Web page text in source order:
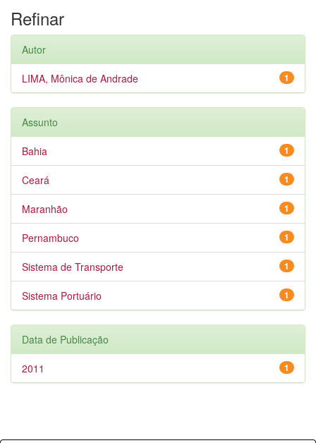
Refinar
Autor
1
LIMA, Mônica de Andrade
Assunto
1
Bahia
1
Ceará
1
Maranhão
1
Pernambuco
1
Sistema de Transporte
1
Sistema Portuário
Data de Publicação
1
2011